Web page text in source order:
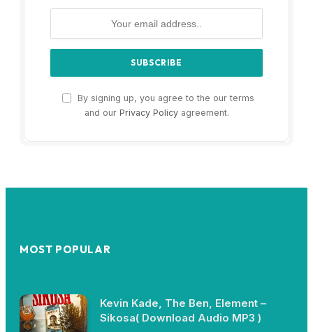
By signing up, you agree to the our terms
and our Privacy Policyagreement.
MOST POPULAR
Kevin Kade, The Ben, Element –
Sikosa( Download Audio MP3 )